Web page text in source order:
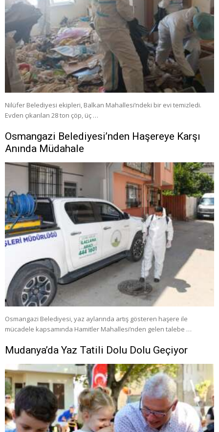
Nilüfer Belediyesi ekipleri, Balkan Mahallesi’ndeki bir evi temizledi.
Evden çıkarılan 28 ton çöp, üç …
Osmangazi Belediyesi’nden Haşereye Karşı
Anında Müdahale
Osmangazi Belediyesi, yaz aylarında artış gösteren haşere ile
mücadele kapsamında Hamitler Mahallesi’nden gelen talebe …
Mudanya’da Yaz Tatili Dolu Dolu Geçiyor